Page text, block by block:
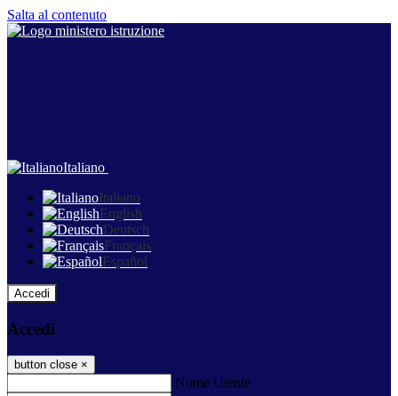
Salta al contenuto
Italiano
Italiano
English
Deutsch
Français
Español
Accedi
Accedi
button close ×
Nome Utente